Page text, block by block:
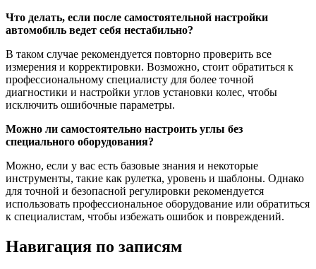
Что делать, если после самостоятельной настройки
автомобиль ведет себя нестабильно?
В таком случае рекомендуется повторно проверить все
измерения и корректировки. Возможно, стоит обратиться к
профессиональному специалисту для более точной
диагностики и настройки углов установки колес, чтобы
исключить ошибочные параметры.
Можно ли самостоятельно настроить углы без
специального оборудования?
Можно, если у вас есть базовые знания и некоторые
инструменты, такие как рулетка, уровень и шаблоны. Однако
для точной и безопасной регулировки рекомендуется
использовать профессиональное оборудование или обратиться
к специалистам, чтобы избежать ошибок и повреждений.
Навигация по записям